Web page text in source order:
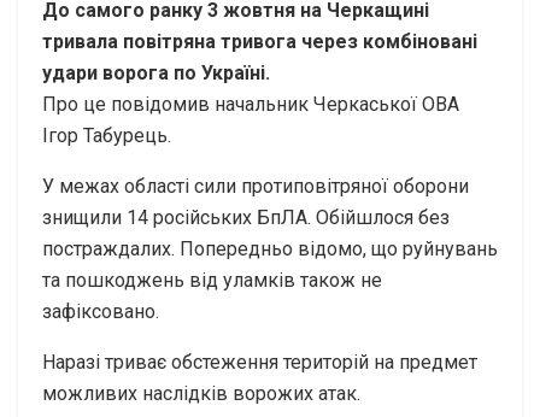
До самого ранку 3 жовтня на Черкащині
тривала повітряна тривога через комбіновані
удари ворога по Україні.
Про це повідомив начальник Черкаської ОВА
Ігор Табурець.
У межах області сили протиповітряної оборони
знищили 14 російських БпЛА. Обійшлося без
постраждалих. Попередньо відомо, що руйнувань
та пошкоджень від уламків також не
зафіксовано.
Наразі триває обстеження територій на предмет
можливих наслідків ворожих атак.